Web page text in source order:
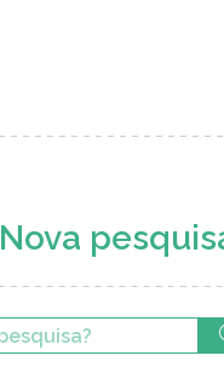
Nova